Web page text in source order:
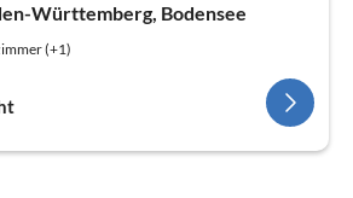
Württemberg, Bodensee
(+1)